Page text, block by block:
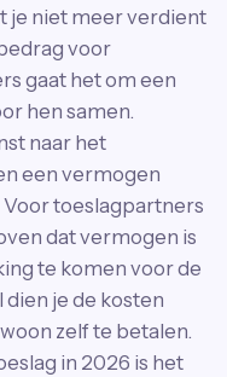
je niet meer verdient
voor
gaat het om een
hen samen.
naar het
een vermogen
Voor toeslagpartners
dat vermogen is
te komen voor de
dien je de kosten
zelf te betalen.
in 2026 is het